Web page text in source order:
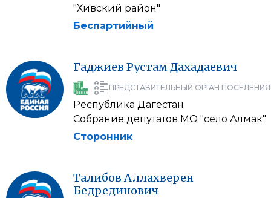
"Хивский район"
Беспартийный
Гаджиев Рустам Дахадаевич
ПРЕДСТАВИТЕЛЬНЫЙ ОРГАН ПОСЕЛЕНИЯ
Республика Дагестан
Собрание депутатов МО "село Алмак"
Сторонник
Талибов Аллахверен
Бедрединович